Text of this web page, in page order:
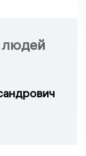
людей